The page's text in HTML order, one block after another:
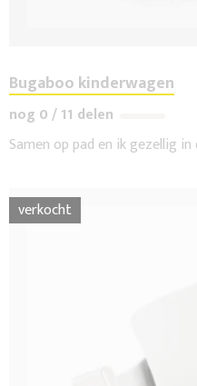
Bugaboo kinderwagen
nog 0 / 11 delen
Samen op pad en ik gezellig
verkocht